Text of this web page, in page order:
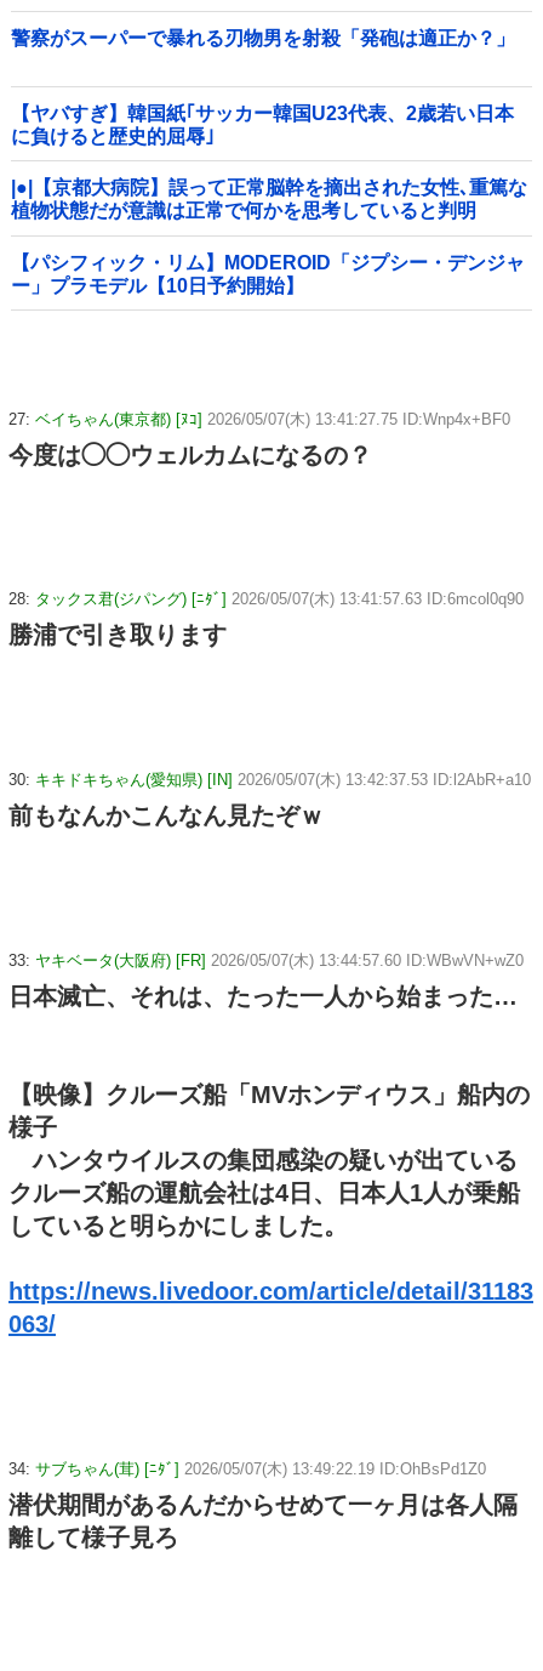
警察がスーパーで暴れる刃物男を射殺「発砲は適正か？」
【ヤバすぎ】韓国紙｢サッカー韓国U23代表、2歳若い日本
に負けると歴史的屈辱｣
|●|【京都大病院】誤って正常脳幹を摘出された女性､重篤な
植物状態だが意識は正常で何かを思考していると判明
【パシフィック・リム】MODEROID「ジプシー・デンジャ
ー」プラモデル【10日予約開始】
27: ベイちゃん(東京都) [ﾇｺ] 2026/05/07(木) 13:41:27.75 ID:Wnp4x+BF0
今度は◯◯ウェルカムになるの？
28: タックス君(ジパング) [ﾆﾀﾞ] 2026/05/07(木) 13:41:57.63 ID:6mcol0q90
勝浦で引き取ります
30: キキドキちゃん(愛知県) [IN] 2026/05/07(木) 13:42:37.53 ID:l2AbR+a10
前もなんかこんなん見たぞｗ
33: ヤキベータ(大阪府) [FR] 2026/05/07(木) 13:44:57.60 ID:WBwVN+wZ0
日本滅亡、それは、たった一人から始まった…
【映像】クルーズ船「MVホンディウス」船内の
様子
ハンタウイルスの集団感染の疑いが出ている
クルーズ船の運航会社は4日、日本人1人が乗船
していると明らかにしました。
https://news.livedoor.com/article/detail/31183
063/
34: サブちゃん(茸) [ﾆﾀﾞ] 2026/05/07(木) 13:49:22.19 ID:OhBsPd1Z0
潜伏期間があるんだからせめて一ヶ月は各人隔
離して様子見ろ